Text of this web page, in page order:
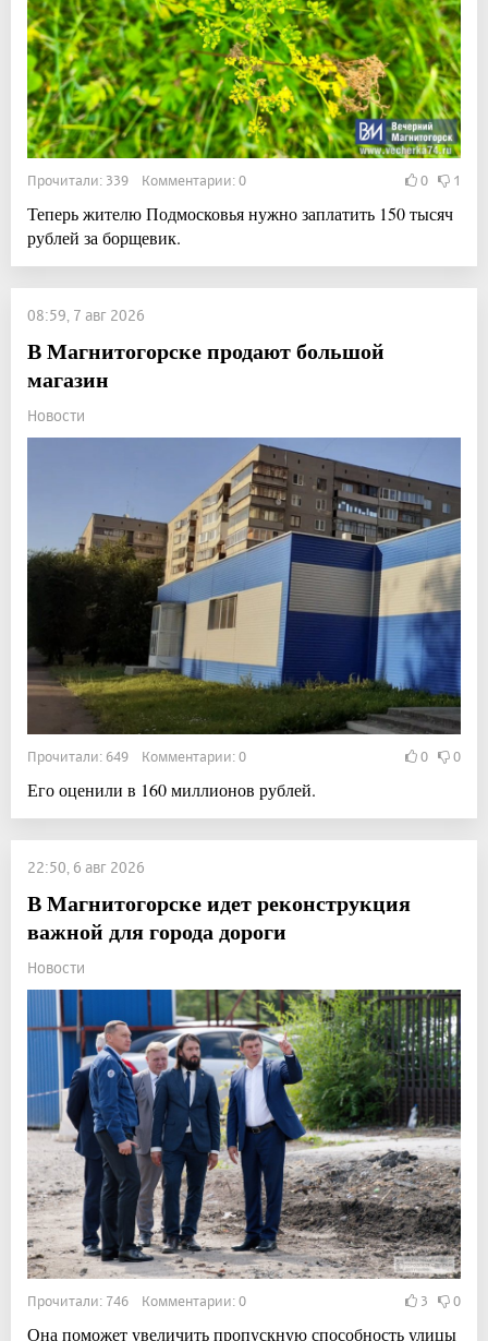
Прочитали: 339 Комментарии: 0 0 1
Теперь жителю Подмосковья нужно заплатить 150 тысяч
рублей за борщевик.
08:59, 7 авг 2026
В Магнитогорске продают большой
магазин
Новости
Прочитали: 649 Комментарии: 0 0 0
Его оценили в 160 миллионов рублей.
22:50, 6 авг 2026
В Магнитогорске идет реконструкция
важной для города дороги
Новости
Прочитали: 746 Комментарии: 0 3 0
Она поможет увеличить пропускную способность улицы